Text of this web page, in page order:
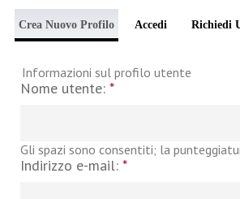
Crea Nuovo Profilo Accedi Richiedi
Informazioni sul profilo utente
Nome utente: *
Gli spazi sono consentiti; la
Indirizzo e-mail: *